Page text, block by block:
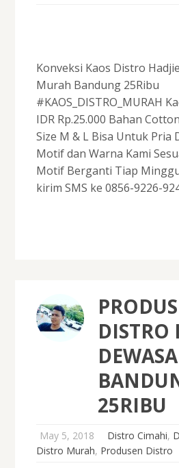
Konveksi Kaos Distro
Murah Bandung 25Ribu
#KAOS_DISTRO_MURAH
IDR Rp.25.000 Bahan
Size M & L Bisa Untuk Pria
Motif dan Warna Kami
Motif Berganti Tiap
kirim SMS ke 0856-9226-
DISTRO
25RIBU
May 5, 2018 Distro Cimahi,
Distro Murah, Produsen Distro